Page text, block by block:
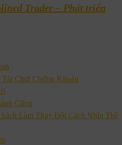
Trader – Phát triển
Chơi Chứng Khoán
Công
Làm Thay Đổi Cách Nhìn Thế